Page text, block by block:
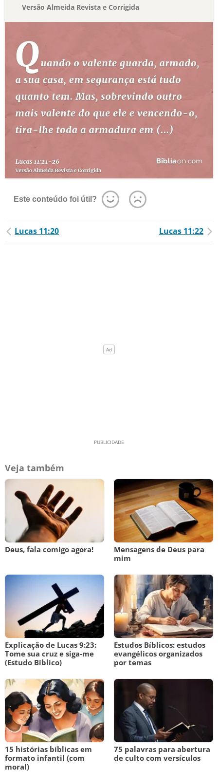
Versão Almeida Revista e Corrigida
Este conteúdo foi útil?
Lucas 11:20 Lucas 11:22
Veja também
Deus, fala comigo agora!
Mensagens de Deus para
mim
Explicação de Lucas 9:23:
Tome sua cruz e siga-me
(Estudo Bíblico)
Estudos Bíblicos: estudos
evangélicos organizados
por temas
15 histórias bíblicas em
formato infantil (com
moral)
75 palavras para abertura
de culto com versículos